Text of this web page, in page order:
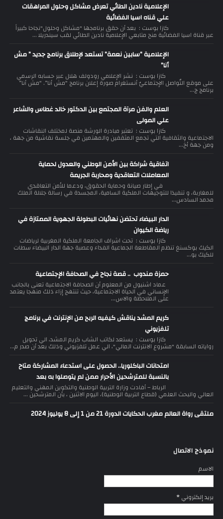
الإعلامية نادين الطائي تعرض مشاكل وحلول المراهقات
علي قناه اسيا الفضائية
كازا بوست : بعد أن حقق برنامجها "مشاكل وحلول"نجاحا كبيراً
عبر قناة اسيا الفضائية منح متابعي الإعلامية نادين الطائي لقب سيندريلا ...
الإعلامية “سابين نعمة” تستعد لإطلاق برنامج جديد ” مش
أنا”
كازا بوست : نشر الإعلامي رودولف هلال عبر حسابه الرسمي
على موقع التّواصل الإجتماعيّ أنستغرام صورة إعلان برنامج “مش أنا”. “مش أنا”
برنامج ج...
العلم والفن مرآة المجتمع بين الدكتور خالد غطاس والشاعر
علي المولى
كازا بوست : تعتبر مبادرة الورشة منصة لمختلف النقاشات
الاجتماعية والثقافية التي تجمع المثقفين والمهتمين في جلسة نقاشية من جهة ،
ومن جهة أخ...
اتفاقية شراكة بين الأمن الوطني والعدول لحماية
المعاملات التعاقدية ومحاربة الجريمة
في إطار صيانة وحماية الحقوق، ودعما للأمن التعاقدي
للمغاربة، و تنفيذا للتوجيهات الملكية السامية، المجسدة في رسالة جلالة الملك
محمد السادس...
الدار البيضاء تحتضن نهائيات البطولة الجهوية الممتازة في
رياضة الكيوان
كازا بوست : تحت اشراف الجامعة الملكية المغربية لرياضات
الكيك بوكسنغ تنظم المقاطعة الجماعية الفداء وعصبة جهة الدار البيضاء سطات
للكيك بو...
حمزة مندوب .. قصة نجاح في الصحافة الإجتماعية
عماد اشنيول من المعلوم أن الصحافة الاجتماعية تعنى بالجانب
الإنساني في الحياة الاجتماعية، حيث تنتهج إزاء ذلك منهجا يعتمد
على الملاحظة والاس...
كريم المشد يناقش كيفيه الربح من الإنترنت في برنامج
تلفزيوني
كازا بوست : يستعد لكاتب الشاب كريم المشد، الي تحويل
رواياته السابقة "مشروع الانترنت المالي"، الي عمل تلفزيوني وذلك بعد أن صدر م...
امتحانات الباكلوريا.. الحصول على استدعاء المشاركة متاح
بالنسبة للمترشحين الأحرار ممن لم يتوصلوا به بعد
الرباط – أفادت وزارة التربية الوطنية والتكوين المهني والتعليم
العالي والبحث العلمي (قطاع التربية الوطنية)، اليوم الاثنين ، بأن المترشحين ...
ملتقى رواة العالم مغرب الحكايات الدورة 21 من 1 إلى 8 يوليوز 2024
نموذج الاتصال
الاسم
بريد إلكتروني*